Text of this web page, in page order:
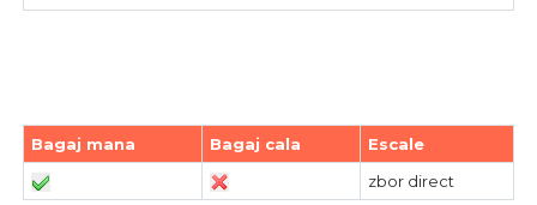
Bagaj mana Bagaj cala
Escale
zbor direct